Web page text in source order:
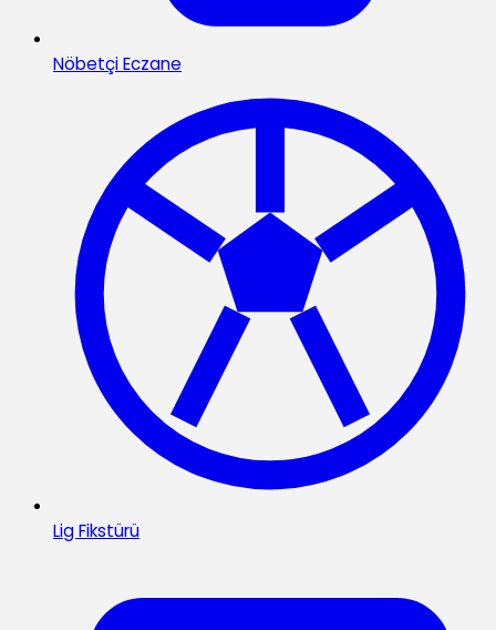
Nöbetçi Eczane
Lig Fikstürü